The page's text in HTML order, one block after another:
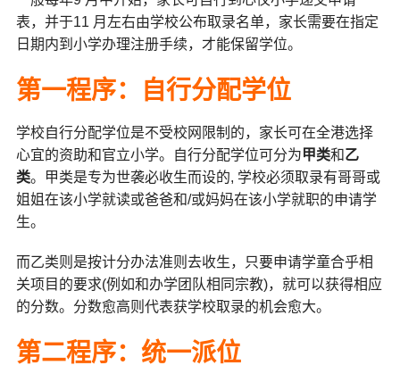
表，并于11 月左右由学校公布取录名单，家长需要在指定
日期内到小学办理注册手续，才能保留学位。
第一程序：自行分配学位
学校自行分配学位是不受校网限制的，家长可在全港选择
心宜的资助和官立小学。自行分配学位可分为甲类和乙
类。甲类是专为世袭必收生而设的, 学校必须取录有哥哥或
姐姐在该小学就读或爸爸和/或妈妈在该小学就职的申请学
生。
而乙类则是按计分办法准则去收生，只要申请学童合乎相
关项目的要求(例如和办学团队相同宗教)，就可以获得相应
的分数。分数愈高则代表获学校取录的机会愈大。
第二程序：统一派位